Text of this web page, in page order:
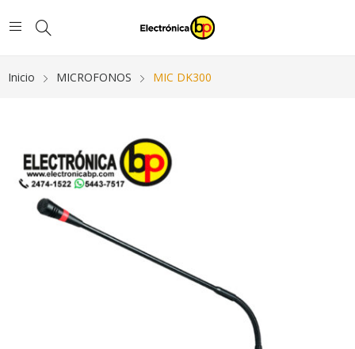
Inicio MICROFONOS MIC DK300